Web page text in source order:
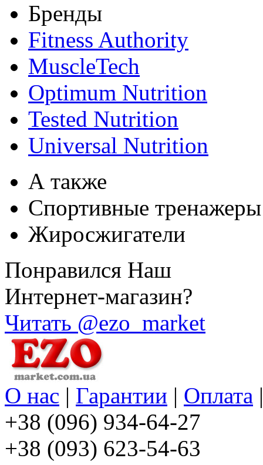
Бренды
Fitness Authority
MuscleTech
Optimum Nutrition
Tested Nutrition
Universal Nutrition
А также
Спортивные тренажеры
Жиросжигатели
Понравился Наш
Интернет-магазин?
Читать @ezo_market
О нас | Гарантии | Оплата
+38 (096) 934-64-27
+38 (093) 623-54-63